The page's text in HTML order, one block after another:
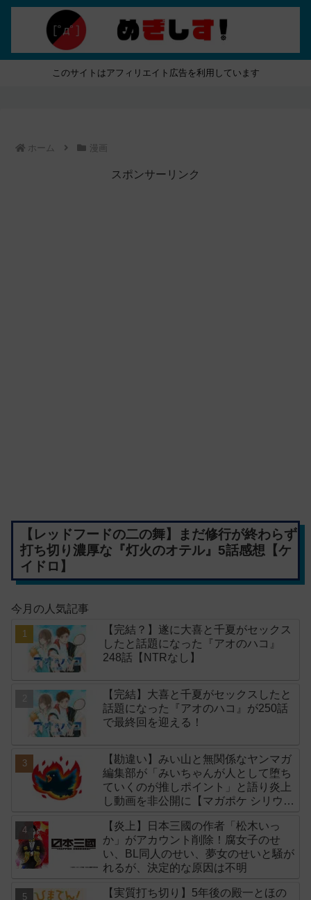
このサイトはアフィリエイト広告を利用しています
ホーム 漫画
スポンサーリンク
【レッドフードの二の舞】まだ修行が終わらず
打ち切り濃厚な『灯火のオテル』5話感想【ケ
イドロ】
今月の人気記事
【完結？】遂に大喜と千夏がセックス
したと話題になった『アオのハコ』
248話【NTRなし】
【完結】大喜と千夏がセックスしたと
話題になった『アオのハコ』が250話
で最終回を迎える！
【勘違い】みい山と無関係なヤンマガ
編集部が「みいちゃんが人として堕ち
ていくのが推しポイント」と語り炎上
し動画を非公開に【マガポケ シリウ
【炎上】日本三國の作者「松木いっ
か」がアカウント削除！腐女子のせ
い、BL同人のせい、夢女のせいと騒が
れるが、決定的な原因は不明
【実質打ち切り】5年後の殿一とほの